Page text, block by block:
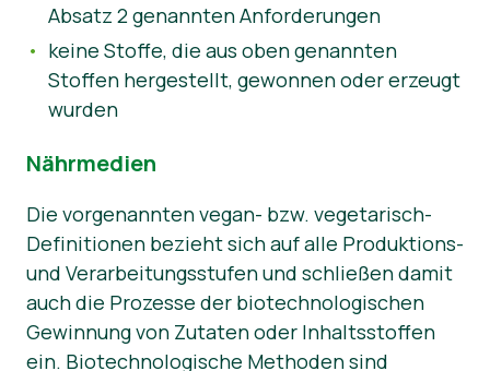
Absatz 2 genannten Anforderungen
keine Stoffe, die aus oben genannten
Stoffen hergestellt, gewonnen oder erzeugt
wurden
Nährmedien
Die vorgenannten vegan- bzw. vegetarisch-
Definitionen bezieht sich auf alle Produktions-
und Verarbeitungsstufen und schließen damit
auch die Prozesse der biotechnologischen
Gewinnung von Zutaten oder Inhaltsstoffen
ein. Biotechnologische Methoden sind